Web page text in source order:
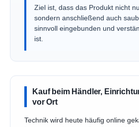
Ziel ist, dass das Produkt nicht
sondern anschließend auch
sinnvoll eingebunden und
ist.
Kauf beim Händler,
vor Ort
Technik wird heute häufig online